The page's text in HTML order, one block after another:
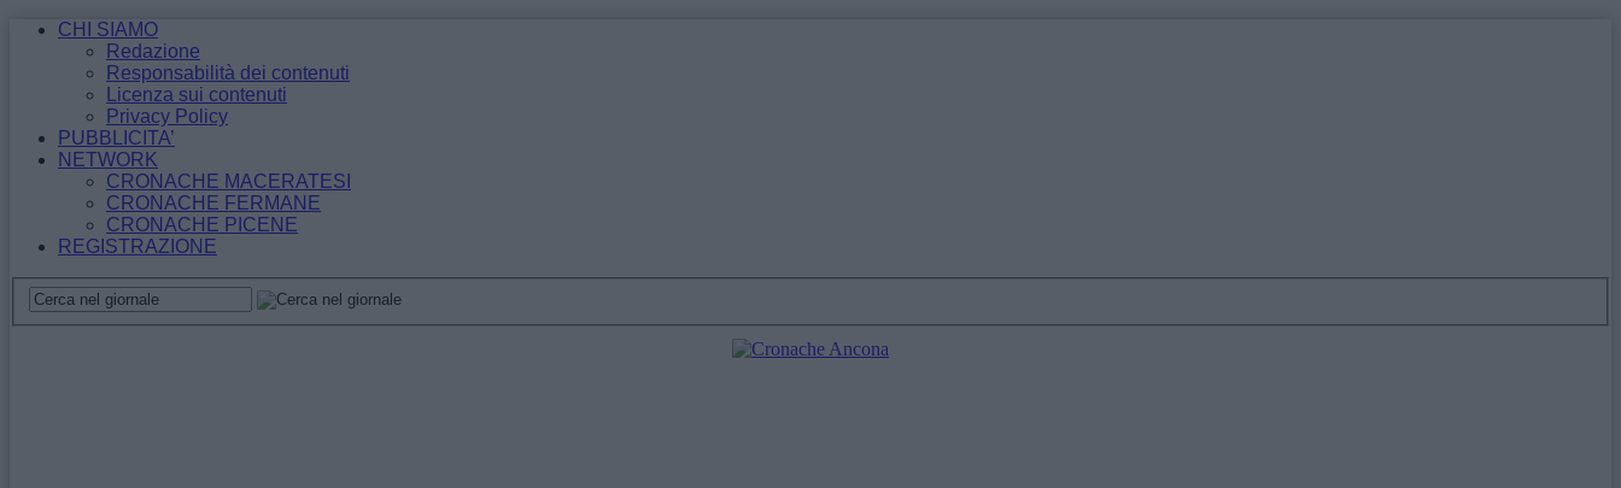
CHI SIAMO
Redazione
Responsabilità dei contenuti
Licenza sui contenuti
Privacy Policy
PUBBLICITA’
NETWORK
CRONACHE MACERATESI
CRONACHE FERMANE
CRONACHE PICENE
REGISTRAZIONE